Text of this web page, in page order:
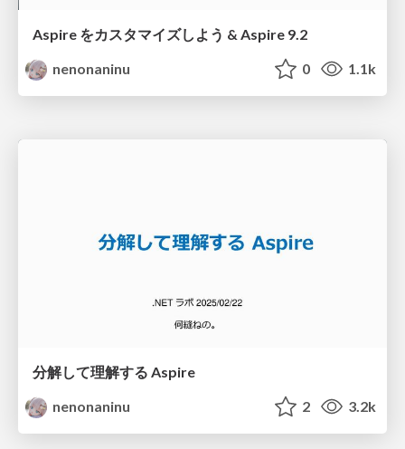
Aspire をカスタマイズしよう & Aspire 9.2
nenonaninu
0 1.1k
分解して理解する Aspire
nenonaninu
2 3.2k